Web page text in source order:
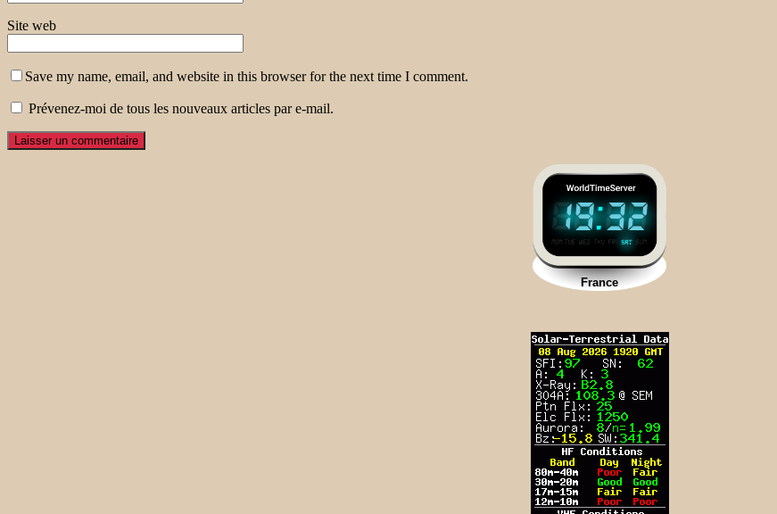
Site web
Save my name, email, and website in this browser for the next time I comment.
Prévenez-moi de tous les nouveaux articles par e-mail.